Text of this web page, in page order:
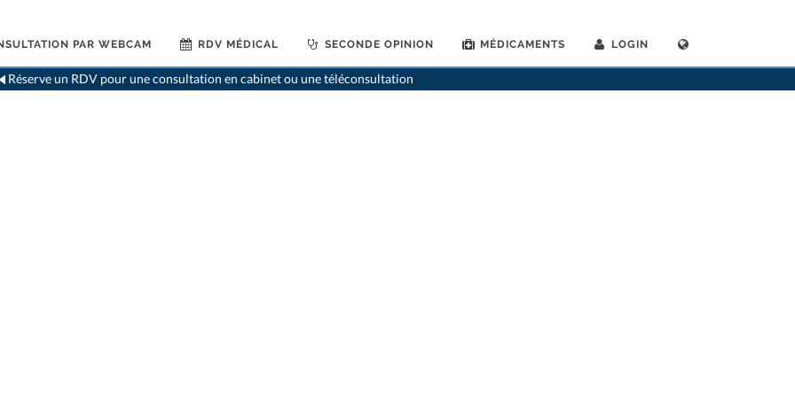
PAR WEBCAM RDV MÉDICAL SECONDE OPINION MÉDICAMENTS LOGIN
Réserve un RDV pour une consultation en cabinet ou une téléconsultation
>Gynécologues>Martigny>Dr. Anne Friedli>Rendez-vous avec Dr. Anne Friedli